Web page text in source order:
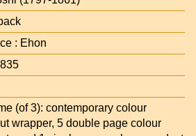
: Ehon
(of 3): contemporary colour
wrapper, 5 double page colour